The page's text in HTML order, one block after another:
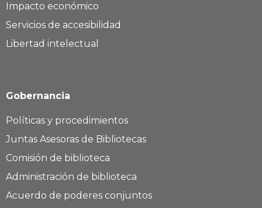
Impacto económico
Servicios de accesibilidad
Libertad intelectual
Gobernancia
Políticas y procedimientos
Juntas Asesoras de Bibliotecas
Comisión de biblioteca
Administración de biblioteca
Acuerdo de poderes conjuntos